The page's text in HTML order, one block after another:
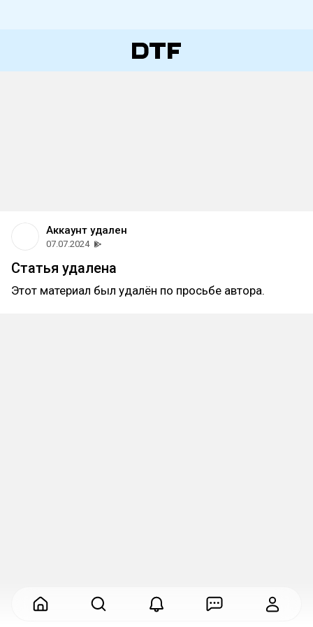
Аккаунт удален
07.07.2024
Статья удалена
Этот материал был удалён по просьбе автора.